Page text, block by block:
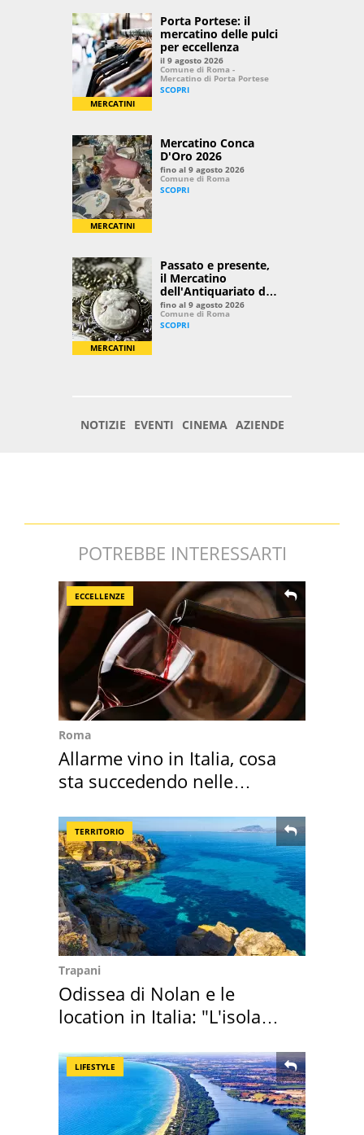
POTREBBE INTERESSARTI
ECCELLENZE
Roma
Allarme vino in Italia, cosa
sta succedendo nelle
TERRITORIO
Trapani
Odissea di Nolan e le
location in Italia: "L'isola
LIFESTYLE